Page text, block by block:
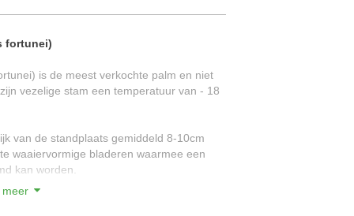
OLIJFWILG
EUCALYPTUS
fortunei)
is de meest verkochte palm en niet
vezelige stam een temperatuur van - 18
van de standplaats gemiddeld 8-10cm
waaiervormige bladeren waarmee een
kan worden.
meer